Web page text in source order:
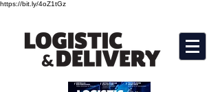
https://bit.ly/4oZ1tGz